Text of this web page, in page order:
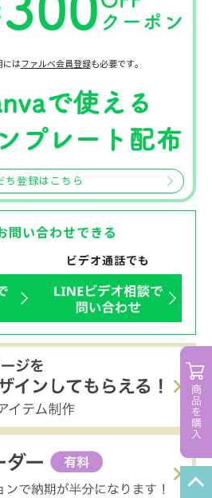
にはファルベ会員登録も必要です。
ち登録はこちら
問い合わせできる
ビデオ通話でも